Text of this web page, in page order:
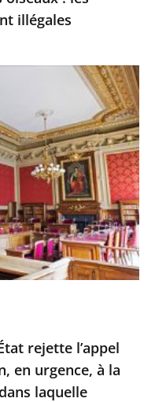
illégales
rejette l’appel
en urgence, à la
laquelle